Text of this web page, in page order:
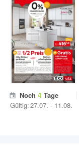
Noch 4 Tage
Gültig:27.07. - 11.08.